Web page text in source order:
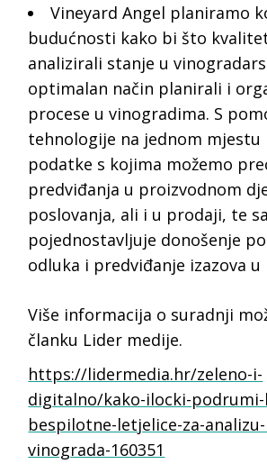
Vineyard Angel planiramo
budućnosti kako bi što
analizirali stanje u
optimalan način planirali i
procese u vinogradima. S
tehnologije na jednom mjestu
podatke s kojima možemo
predviđanja u proizvodnom
poslovanja, ali i u prodaji, te
pojednostavljuje donošenje
odluka i predviđanje izazova u
Više informacija o suradnji
članku Lider medije.
https://lidermedia.hr/zeleno-i-
digitalno/kako-ilocki-
bespilotne-letjelice-za-
vinograda-160351